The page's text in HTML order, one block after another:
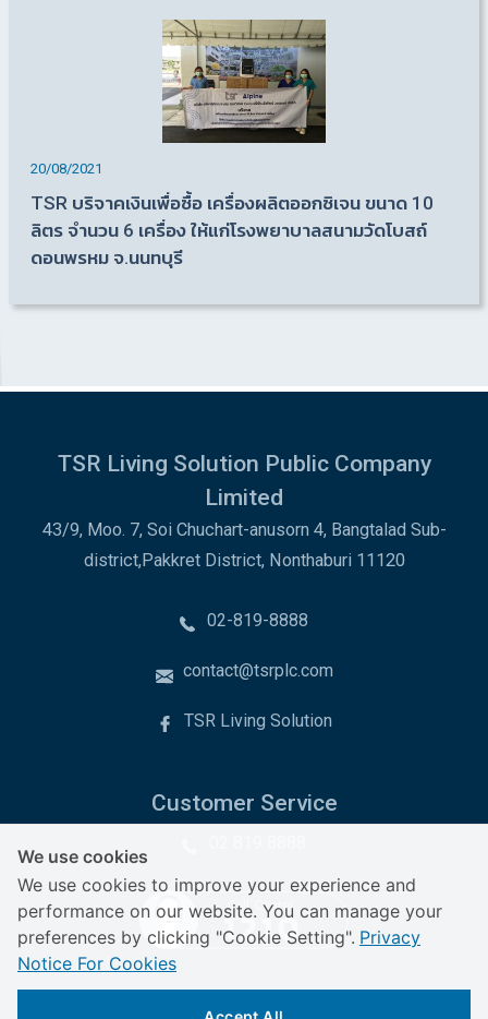
20/08/2021
TSR บริจาคเงินเพื่อซื้อ เครื่องผลิตออกซิเจน ขนาด 10
ลิตร จำนวน 6 เครื่อง ให้แก่โรงพยาบาลสนามวัดโบสถ์
ดอนพรหม จ.นนทบุรี
TSR Living Solution Public Company
Limited
43/9, Moo. 7, Soi Chuchart-anusorn 4, Bangtalad Sub-
district,Pakkret District, Nonthaburi 11120
02-819-8888
contact@tsrplc.com
TSR Living Solution
Customer Service
We use cookies
We use cookies to improve your experience and
performance on our website. You can manage your
preferences by clicking "Cookie Setting". Privacy
Notice For Cookies